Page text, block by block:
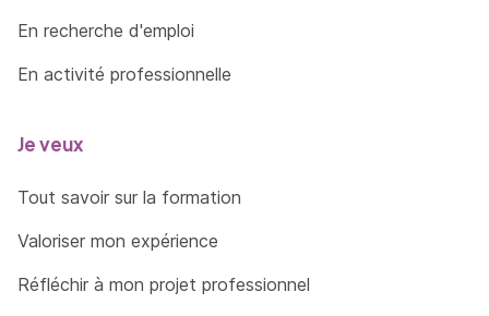
En recherche d'emploi
En activité professionnelle
Je veux
Tout savoir sur la formation
Valoriser mon expérience
Réfléchir à mon projet professionnel